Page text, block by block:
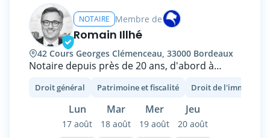
NOTAIRE Membre de
Romain Illhé
42 Cours Georges Clémenceau, 33000 Bordeaux
Notaire depuis près de 20 ans, d'abord à
octobre 2025 à Bordeaux, j'interviens dans le
domaine traditionnel du notariat (Immobilier
des particuliers, droit de la famille...), et j'ai pu,
Droit général Patrimoine et fiscalité Droit de l'immobilier
Lun Mar Mer Jeu
17 août 18 août 19 août 20 août